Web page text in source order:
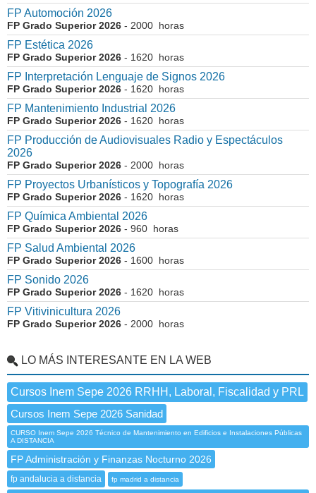
FP Automoción 2026
FP Grado Superior 2026 - 2000 horas
FP Estética 2026
FP Grado Superior 2026 - 1620 horas
FP Interpretación Lenguaje de Signos 2026
FP Grado Superior 2026 - 1620 horas
FP Mantenimiento Industrial 2026
FP Grado Superior 2026 - 1620 horas
FP Producción de Audiovisuales Radio y Espectáculos
2026
FP Grado Superior 2026 - 2000 horas
FP Proyectos Urbanísticos y Topografía 2026
FP Grado Superior 2026 - 1620 horas
FP Química Ambiental 2026
FP Grado Superior 2026 - 960 horas
FP Salud Ambiental 2026
FP Grado Superior 2026 - 1600 horas
FP Sonido 2026
FP Grado Superior 2026 - 1620 horas
FP Vitivinicultura 2026
FP Grado Superior 2026 - 2000 horas
LO MÁS INTERESANTE EN LA WEB
Cursos Inem Sepe 2026 RRHH, Laboral, Fiscalidad y PRL
Cursos Inem Sepe 2026 Sanidad
CURSO Inem Sepe 2026 Técnico de Mantenimiento en Edificios e Instalaciones Públicas
A DISTANCIA
FP Administración y Finanzas Nocturno 2026
fp andalucia a distancia fp madrid a distancia